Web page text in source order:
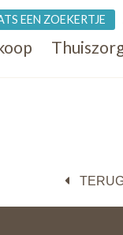
EEN ZOEKERTJE